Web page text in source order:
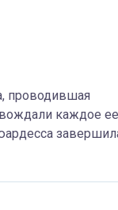
проводившая
каждое ее